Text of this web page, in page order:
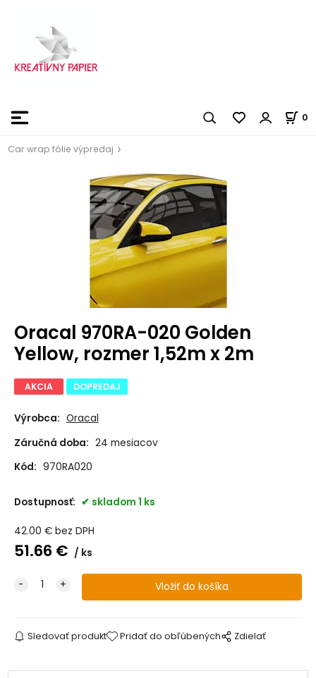
0
Car wrap fólie výpredaj
Oracal 970RA-020 Golden
Yellow, rozmer 1,52m x 2m
AKCIA DOPREDAJ
Výrobca: Oracal
Záručná doba: 24 mesiacov
Kód: 970RA020
Dostupnosť: skladom 1 ks
42.00 € bez DPH
51.66 € ks
Sledovať produkt Pridať do obľúbených Zdielať